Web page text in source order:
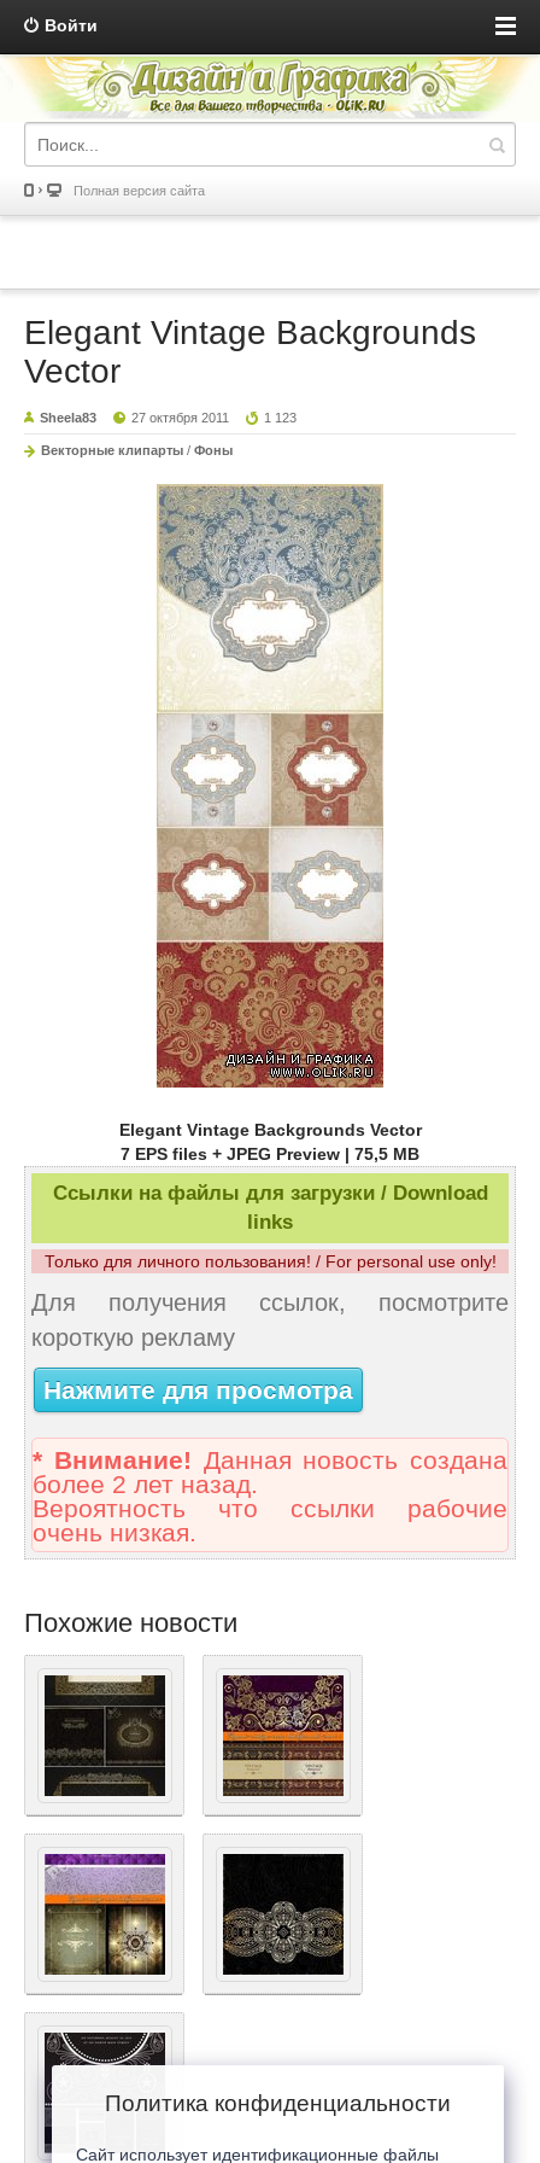
Войти
Полная версия сайта
Elegant Vintage Backgrounds
Vector
Sheela83 27 октября 2011 1 123
Векторные клипарты / Фоны
Elegant Vintage Backgrounds Vector
7 EPS files + JPEG Preview | 75,5 MB
Ссылки на файлы для загрузки / Download
links
Только для личного пользования! / For personal use only!
Для получения ссылок, посмотрите
короткую рекламу
Нажмите для просмотра
* Внимание! Данная новость создана
более 2 лет назад.
Вероятность что ссылки рабочие
очень низкая.
Похожие новости
Политика конфиденциальности
Сайт использует идентификационные файлы